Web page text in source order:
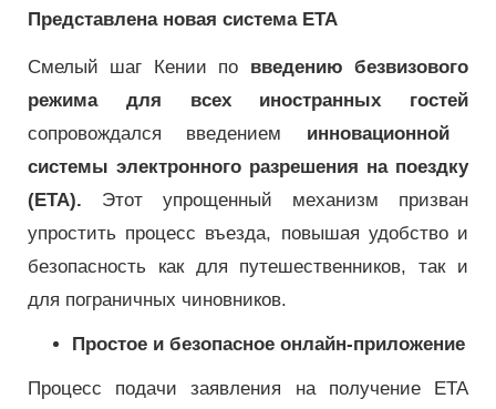
Представлена ​​новая система ETA
Смелый шаг Кении по введению безвизового
режима для всех иностранных гостей
сопровождался введением инновационной
системы электронного разрешения на поездку
(ETA). Этот упрощенный механизм призван
упростить процесс въезда, повышая удобство и
безопасность как для путешественников, так и
для пограничных чиновников.
Простое и безопасное онлайн-приложение
Процесс подачи заявления на получение ETA